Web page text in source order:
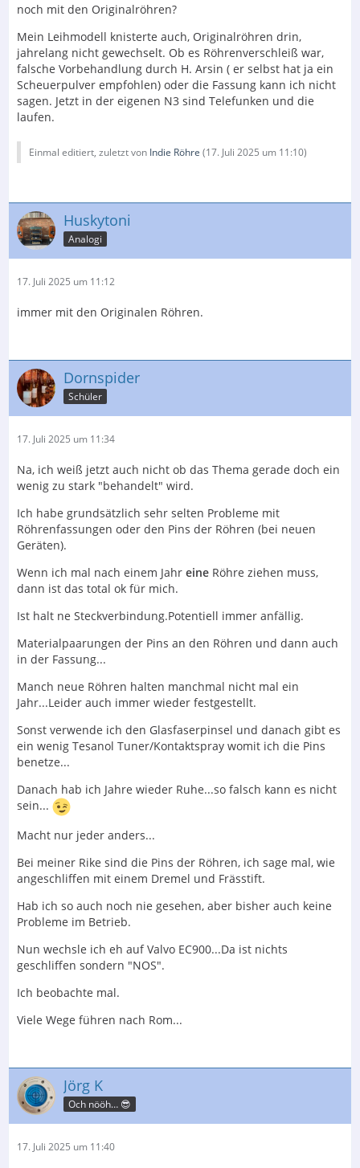
noch mit den Originalröhren?
Mein Leihmodell knisterte auch, Originalröhren drin,
jahrelang nicht gewechselt. Ob es Röhrenverschleiß war,
falsche Vorbehandlung durch H. Arsin ( er selbst hat ja ein
Scheuerpulver empfohlen) oder die Fassung kann ich nicht
sagen. Jetzt in der eigenen N3 sind Telefunken und die
laufen.
Einmal editiert, zuletzt von Indie Röhre (17. Juli 2025 um 11:10)
Huskytoni
Analogi
17. Juli 2025 um 11:12
immer mit den Originalen Röhren.
Dornspider
Schüler
17. Juli 2025 um 11:34
Na, ich weiß jetzt auch nicht ob das Thema gerade doch ein
wenig zu stark "behandelt" wird.
Ich habe grundsätzlich sehr selten Probleme mit
Röhrenfassungen oder den Pins der Röhren (bei neuen
Geräten).
Wenn ich mal nach einem Jahr eine Röhre ziehen muss,
dann ist das total ok für mich.
Ist halt ne Steckverbindung.Potentiell immer anfällig.
Materialpaarungen der Pins an den Röhren und dann auch
in der Fassung...
Manch neue Röhren halten manchmal nicht mal ein
Jahr...Leider auch immer wieder festgestellt.
Sonst verwende ich den Glasfaserpinsel und danach gibt es
ein wenig Tesanol Tuner/Kontaktspray womit ich die Pins
benetze...
Danach hab ich Jahre wieder Ruhe...so falsch kann es nicht
sein...
Macht nur jeder anders...
Bei meiner Rike sind die Pins der Röhren, ich sage mal, wie
angeschliffen mit einem Dremel und Frässtift.
Hab ich so auch noch nie gesehen, aber bisher auch keine
Probleme im Betrieb.
Nun wechsle ich eh auf Valvo EC900...Da ist nichts
geschliffen sondern "NOS".
Ich beobachte mal.
Viele Wege führen nach Rom...
Jörg K
Och nööh… 😎
17. Juli 2025 um 11:40